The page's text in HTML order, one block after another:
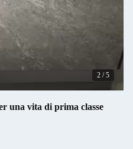
3 /5
una vita di prima classe